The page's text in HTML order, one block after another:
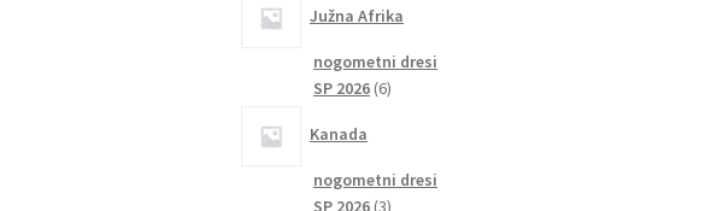
Južna Afrika
nogometni dresi
SP 2026 66
Kanada
nogometni dresi
SP 2026 33